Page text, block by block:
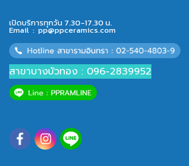
เปิดบริการทุกวัน 7.30-17.30 น.
Email : pp@ppceramics.com
สาขาบางบัวทอง : 096-2839952